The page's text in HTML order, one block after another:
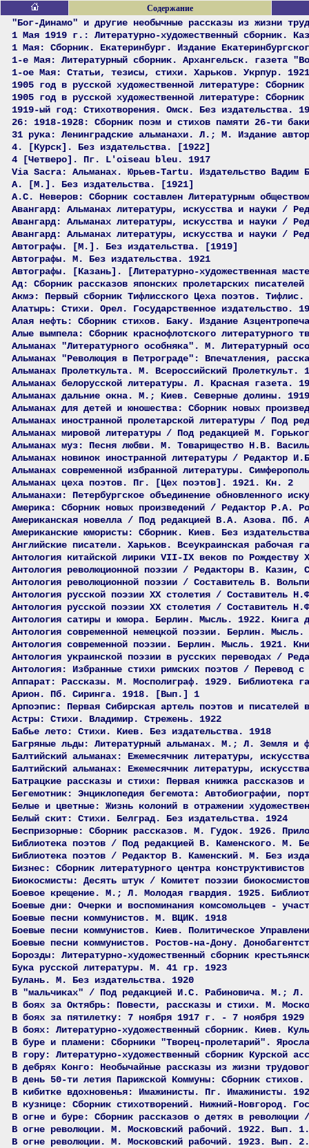
Содержание
"Бог-Динамо" и другие необычные рассказы из жизни
1 Мая 1919 г.: Литературно-художественный сборник.
1 Мая: Сборник. Екатеринбург. Издание
1-е Мая: Литературный сборник. Архангельск. газета
1-ое Мая: Статьи, тезисы, стихи. Харьков. Укрпур. 1921
1905 год в русской художественной литературе:
1905 год в русской художественной литературе:
1919-ый год: Стихотворения. Омск. Без издательства.
26: 1918-1928: Сборник поэм и стихов памяти 26-ти
31 рука: Ленинградские альманахи. Л.; М. Издание
4. [Курск]. Без издательства. [1922]
4 [Четверо]. Пг. L'oiseau bleu. 1917
Via Sacra: Альманах. Юрьев-Tartu. Издательство Вадим
А. [М.]. Без издательства. [1921]
А.С. Неверов: Сборник составлен Литературным
Авангард: Альманах литературы, искусства и науки /
Авангард: Альманах литературы, искусства и науки /
Авангард: Альманах литературы, искусства и науки /
Автографы. [М.]. Без издательства. [1919]
Автографы. М. Без издательства. 1921
Автографы. [Казань]. [Литературно-художественная
Ад: Сборник рассказов японских пролетарских
Акмэ: Первый сборник Тифлисского Цеха поэтов.
Алатырь: Стихи. Орел. Государственное издательство.
Алая нефть: Сборник стихов. Баку. Издание
Алые вымпела: Сборник краснофлотского литературного
Альманах "Литературного особняка". М. Литературный
Альманах "Революция в Петрограде": Впечатления,
Альманах Пролеткульта. М. Всероссийский Пролеткульт.
Альманах белорусской литературы. Л. Красная газета.
Альманах дальние окна. М.; Киев. Северные долины. 1919
Альманах для детей и юношества: Сборник новых
Альманах иностранной пролетарской литературы / Под
Альманах мировой литературы / Под редакцией М.
Альманах муз: Песня любви. М. Товарищество Н.В.
Альманах новинок иностранной литературы / Редактор
Альманах современной избранной литературы.
Альманах цеха поэтов. Пг. [Цех поэтов]. 1921. Кн. 2
Альманахи: Петербургское объединение обновленного
Америка: Сборник новых произведений / Редактор Р.А.
Американская новелла / Под редакцией В.А. Азова. Пб.
Американские юмористы: Сборник. Киев. Без
Английские писатели. Харьков. Всеукраинская рабочая
Антология китайской лирики VII-IX веков по
Антология революционной поэзии / Редакторы В.
Антология революционной поэзии / Составитель В.
Антология русской поэзии ХХ столетия / Составитель
Антология русской поэзии ХХ столетия /
Антология сатиры и юмора. Берлин. Мысль. 1922. Книга
Антология современной немецкой поэзии. Берлин.
Антология современной поэзии. Берлин. Мысль. 1921.
Антология украинской поэзии в русских переводах /
Антология: Избранные стихи римских поэтов / Перевод
Аппарат: Рассказы. М. Мосполиграф. 1929. Библиотека
Арион. Пб. Сиринга. 1918. [Вып.] 1
Арпоэпис: Первая Сибирская артель поэтов и
Астры: Стихи. Владимир. Стрежень. 1922
Бабье лето: Стихи. Киев. Без издательства. 1918
Багряные льды: Литературный альманах. М.; Л. Земля и
Балтийский альманах: Ежемесячник литературы,
Балтийский альманах: Ежемесячник литературы,
Батрацкие рассказы и стихи: Первая книжка
Бегемотник: Энциклопедия бегемота: Автобиографии,
Белые и цветные: Жизнь колоний в отражении
Белый скит: Стихи. Белград. Без издательства. 1924
Беспризорные: Сборник рассказов. М. Гудок. 1926.
Библиотека поэтов / Под редакцией В. Каменского. М.
Библиотека поэтов / Редактор В. Каменский. М. Без
Бизнес: Сборник литературного центра
Биокосмисты: Десять штук / Комитет поэзии
Боевое крещение. М.; Л. Молодая гвардия. 1925.
Боевые дни: Очерки и воспоминания комсомольцев -
Боевые песни коммунистов. М. ВЦИК. 1918
Боевые песни коммунистов. Киев. Политическое
Боевые песни коммунистов. Ростов-на-Дону.
Борозды: Литературно-художественный сборник
Бука русской литературы. М. 41 гр. 1923
Булань. М. Без издательства. 1920
В "мальчиках" / Под редакцией И.С. Рабиновича. М.; Л.
В боях за Октябрь: Повести, рассказы и стихи. М.
В боях за пятилетку: 7 ноября 1917 г. - 7 ноября
В боях: Литературно-художественный сборник. Киев.
В буре и пламени: Сборники "Творец-пролетарий".
В гору: Литературно-художественный сборник Курской
В дебрях Конго: Необычайные рассказы из жизни
В день 50-ти летия Парижской Коммуны: Сборник стихов.
В кибитке вдохновенья: Имажинисты. Пг. Имажинисты.
В кузнице: Сборник стихотворений. Нижний-Новгород.
В огне и буре: Сборник рассказов о детях в
В огне революции. М. Московский рабочий. 1922. Вып.
В огне революции. М. Московский рабочий. 1923. Вып.